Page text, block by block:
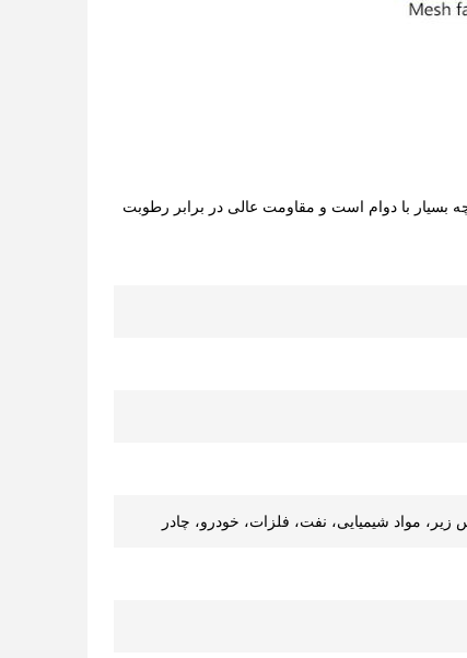
بسیار با دوام است و مقاومت عالی در برابر رطوبت
مواد شیمیایی، نفت، فلزات، خودرو، چادر